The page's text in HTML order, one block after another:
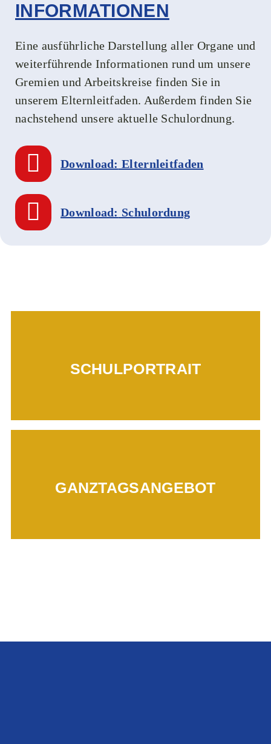
INFORMATIONEN
Eine ausführliche Darstellung aller Organe und
weiterführende Informationen rund um unsere
Gremien und Arbeitskreise finden Sie in
unserem Elternleitfaden. Außerdem finden Sie
nachstehend unsere aktuelle Schulordnung.
Download: Elternleitfaden
Download: Schulordung
SCHULPORTRAIT
Mehr erfahren...
GANZTAGSANGEBOT
Mehr erfahren...